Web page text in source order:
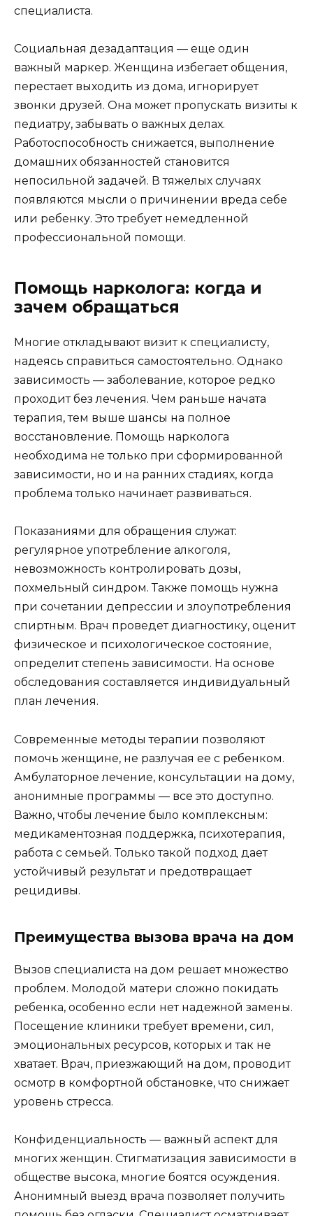
специалиста.
Социальная дезадаптация — еще один
важный маркер. Женщина избегает общения,
перестает выходить из дома, игнорирует
звонки друзей. Она может пропускать визиты к
педиатру, забывать о важных делах.
Работоспособность снижается, выполнение
домашних обязанностей становится
непосильной задачей. В тяжелых случаях
появляются мысли о причинении вреда себе
или ребенку. Это требует немедленной
профессиональной помощи.
Помощь нарколога: когда и
зачем обращаться
Многие откладывают визит к специалисту,
надеясь справиться самостоятельно. Однако
зависимость — заболевание, которое редко
проходит без лечения. Чем раньше начата
терапия, тем выше шансы на полное
восстановление. Помощь нарколога
необходима не только при сформированной
зависимости, но и на ранних стадиях, когда
проблема только начинает развиваться.
Показаниями для обращения служат:
регулярное употребление алкоголя,
невозможность контролировать дозы,
похмельный синдром. Также помощь нужна
при сочетании депрессии и злоупотребления
спиртным. Врач проведет диагностику, оценит
физическое и психологическое состояние,
определит степень зависимости. На основе
обследования составляется индивидуальный
план лечения.
Современные методы терапии позволяют
помочь женщине, не разлучая ее с ребенком.
Амбулаторное лечение, консультации на дому,
анонимные программы — все это доступно.
Важно, чтобы лечение было комплексным:
медикаментозная поддержка, психотерапия,
работа с семьей. Только такой подход дает
устойчивый результат и предотвращает
рецидивы.
Преимущества вызова врача на дом
Вызов специалиста на дом решает множество
проблем. Молодой матери сложно покидать
ребенка, особенно если нет надежной замены.
Посещение клиники требует времени, сил,
эмоциональных ресурсов, которых и так не
хватает. Врач, приезжающий на дом, проводит
осмотр в комфортной обстановке, что снижает
уровень стресса.
Конфиденциальность — важный аспект для
многих женщин. Стигматизация зависимости в
обществе высока, многие боятся осуждения.
Анонимный выезд врача позволяет получить